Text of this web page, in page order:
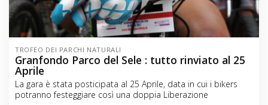
TROFEO DEI PARCHI NATURALI
Granfondo Parco del Sele : tutto rinviato al 25
Aprile
La gara è stata posticipata al 25 Aprile, data in cui i bikers
potranno festeggiare così una doppia Liberazione